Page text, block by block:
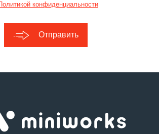
конфиденциальности
Отправить